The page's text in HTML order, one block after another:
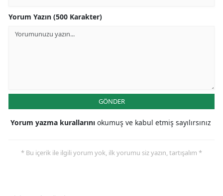
Yorum Yazın (500 Karakter)
GÖNDER
Yorum yazma kurallarını okumuş ve kabul etmiş sayılırsınız
* Bu içerik ile ilgili yorum yok, ilk yorumu siz yazın, tartışalım *